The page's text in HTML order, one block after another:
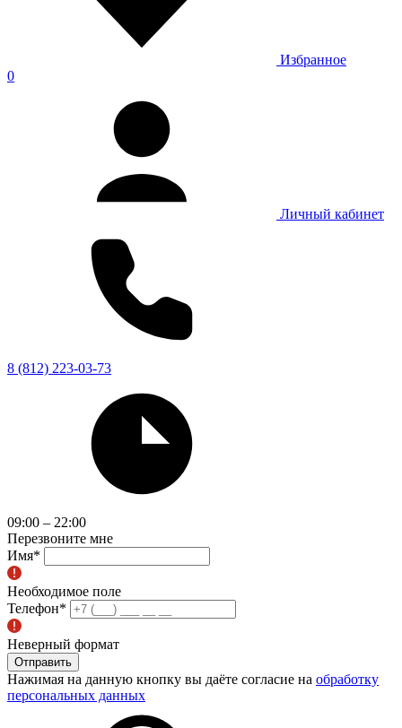
Избранное
0
Личный кабинет
8 (812) 223-03-73
09:00 – 22:00
Перезвоните мне
Имя*
Необходимое поле
Телефон*
Неверный формат
Отправить
Нажимая на данную кнопку вы даёте согласие на обработку
персональных данных